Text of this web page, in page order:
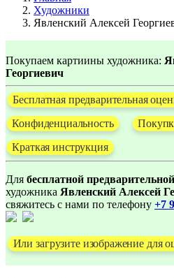
Художники
Явленский Алексей
Покупаем картиины художника:
Георгиевич
Бесплатная предварительная
Конфиденциальность
Краткая инструкция
Для бесплатной
художника Явленский Алексей
свяжитесь с нами по телефону +7
Или загрузите изображение для